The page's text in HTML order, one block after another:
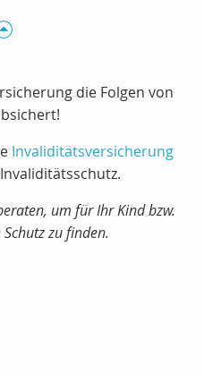
die Folgen von
Invaliditätsversicherung
um für Ihr Kind bzw.
zu finden.